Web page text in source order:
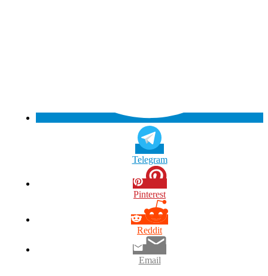
Telegram
Pinterest
Reddit
Email